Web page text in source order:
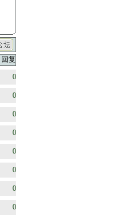
回复
0
0
0
0
0
0
0
0